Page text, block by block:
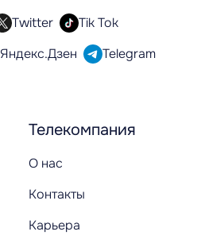
Телекомпания
О нас
Контакты
Карьера
Twitter
Tik Tok
Яндекс.Дзен
Telegram